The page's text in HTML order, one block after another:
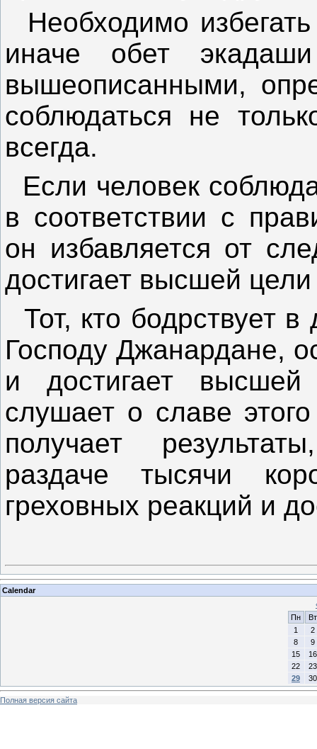
Необходимо
иначе обет
вышеописанными,
соблюдаться не
всегда.
Если человек
в соответствии с
он избавляется от
достигает высшей
Тот, кто бодрствует
Господу Джанардане,
и достигает
слушает о славе
получает
раздаче тысячи
греховных реакций и
Calendar
Пн
Вт
1
2
8
9
15
16
22
23
29
30
Полная версия сайта